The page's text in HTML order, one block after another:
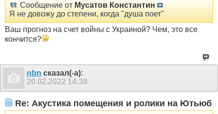
Сообщение от Мусатов Константин
Я не довожу до степени, когда "душа поет"
Ваш прогноз на счет войны с Украиной? Чем, это все
кончится?
nbn сказал(-а):
20.02.2022 14:38
Re: Акустика помещения и ролики на Ютьюб